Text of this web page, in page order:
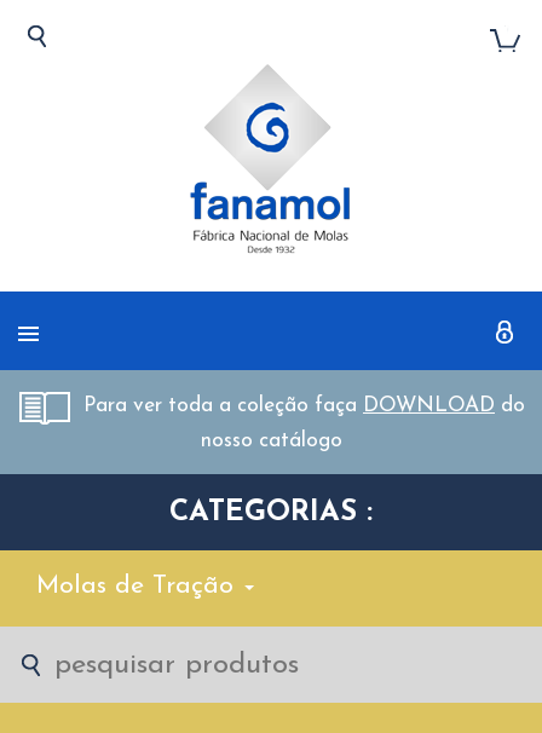
Para ver toda a coleção faça DOWNLOAD do
nosso catálogo
CATEGORIAS :
Molas de Tração